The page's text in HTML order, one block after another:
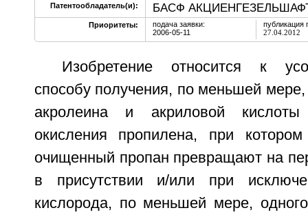
Патентообладатель(и): БАСФ
Приоритеты:
подача заявки:
2006-05-11
публикация
27.04.2012
Изобретение относится к
способу получения, по меньшей мере,
акролеина и акриловой кислоты
окисления пропилена, при
очищенный пропан превращают на
в присутствии и/или при
кислорода, по меньшей мере,